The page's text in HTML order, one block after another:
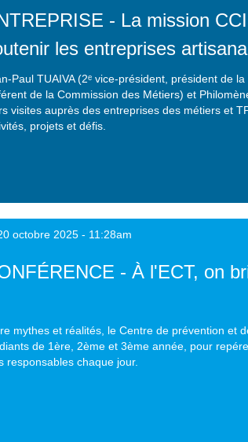
- La mission
les entreprises
Paul TUAIVA (2ᵉ vice-président, président de
de la Commission des Métiers) et
visites auprès des entreprises des métiers et
projets et défis.
octobre 2025 - 11:28am
- À l'ECT, on
mythes et réalités, le Centre de prévention et
de 1ère, 2ème et 3ème année, pour
responsables chaque jour.